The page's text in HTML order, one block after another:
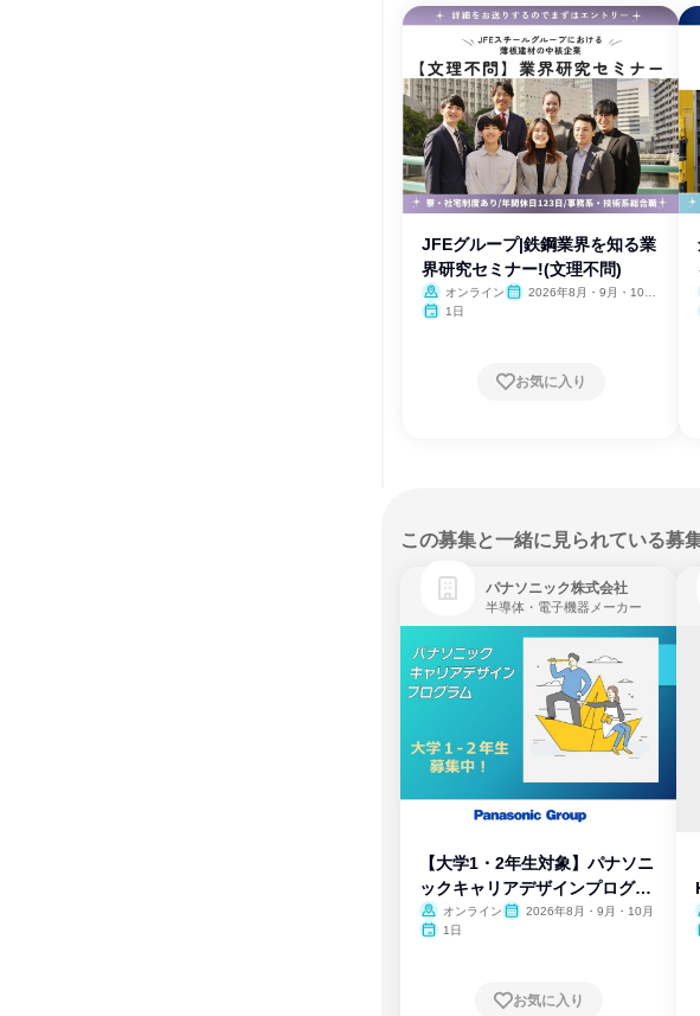
JFEグループ|鉄鋼業界を知る業
界研究セミナー!(文理不問)
オンライン
2026年8月・9月・10
1日
お気に入り
この募集と一緒に見られている募
パナソニック株式会社
半導体・電子機器メーカー
【大学1・2年生対象】パナソニ
ックキャリアデザインプログラ
ム
オンライン
2026年8月・9月・10月
1日
お気に入り